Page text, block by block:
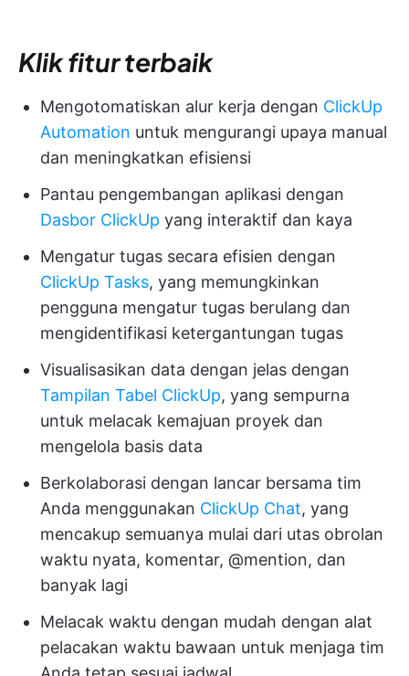
Klik fitur terbaik
Mengotomatiskan alur kerja dengan ClickUp
Automation untuk mengurangi upaya manual
dan meningkatkan efisiensi
Pantau pengembangan aplikasi dengan
Dasbor ClickUp yang interaktif dan kaya
Mengatur tugas secara efisien dengan
ClickUp Tasks, yang memungkinkan
pengguna mengatur tugas berulang dan
mengidentifikasi ketergantungan tugas
Visualisasikan data dengan jelas dengan
Tampilan Tabel ClickUp, yang sempurna
untuk melacak kemajuan proyek dan
mengelola basis data
Berkolaborasi dengan lancar bersama tim
Anda menggunakan ClickUp Chat, yang
mencakup semuanya mulai dari utas obrolan
waktu nyata, komentar, @mention, dan
banyak lagi
Melacak waktu dengan mudah dengan alat
pelacakan waktu bawaan untuk menjaga tim